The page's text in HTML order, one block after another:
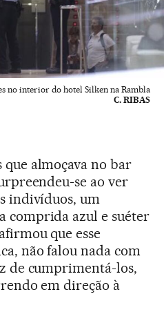
no interior do hotel Silken na Rambla
C. RIBAS
almoçava no bar
se ao ver
indivíduos, um
comprida azul e suéter
que esse
não falou nada com
de cumprimentá-los,
em direção à